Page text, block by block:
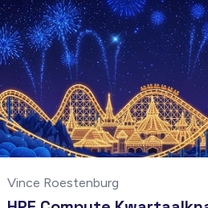
Vince Roestenburg